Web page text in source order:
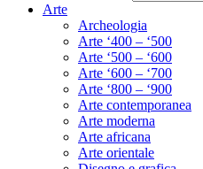
Arte
Archeologia
Arte ‘400 – ‘500
Arte ‘500 – ‘600
Arte ‘600 – ‘700
Arte ‘800 – ‘900
Arte contemporanea
Arte moderna
Arte africana
Arte orientale